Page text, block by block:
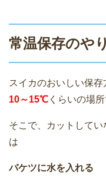
常温保存のや
スイカのおいしい保存
10～15℃ くらいの場
そこで、カットして
は
バケツに水を入れる